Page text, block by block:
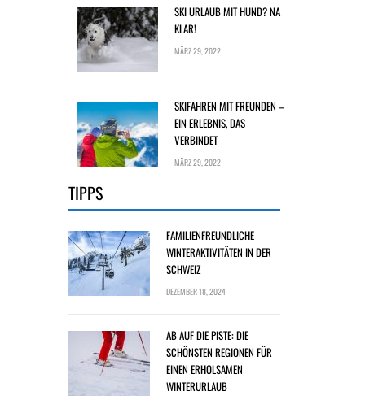
SKI URLAUB MIT HUND? NA
KLAR!
MÄRZ 29, 2022
SKIFAHREN MIT FREUNDEN –
EIN ERLEBNIS, DAS
VERBINDET
MÄRZ 29, 2022
TIPPS
FAMILIENFREUNDLICHE
WINTERAKTIVITÄTEN IN DER
SCHWEIZ
DEZEMBER 18, 2024
AB AUF DIE PISTE: DIE
SCHÖNSTEN REGIONEN FÜR
EINEN ERHOLSAMEN
WINTERURLAUB